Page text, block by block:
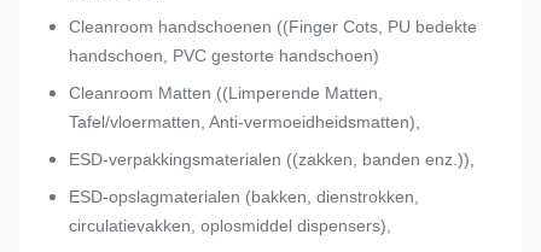
Cleanroom handschoenen ((Finger Cots, PU bedekte
handschoen, PVC gestorte handschoen)
Cleanroom Matten ((Limperende Matten,
Tafel/vloermatten, Anti-vermoeidheidsmatten),
ESD-verpakkingsmaterialen ((zakken, banden enz.)),
ESD-opslagmaterialen (bakken, dienstrokken,
circulatievakken, oplosmiddel dispensers),